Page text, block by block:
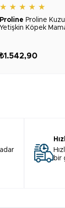
★ ★ ★ ★ ★
Proline Proline
Yetişkin Köpek
₺1.542,90
bir